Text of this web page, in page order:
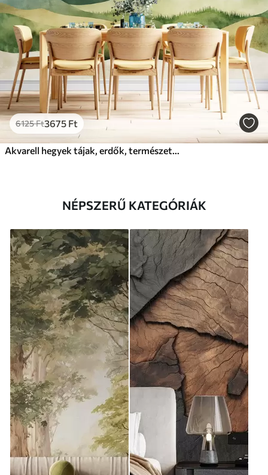
6125Ft3675 Ft
NÉPSZERŰ KATEGÓRIÁK